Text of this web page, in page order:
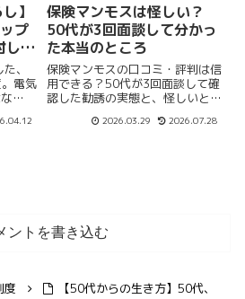
】
プ
した
、
電気
法を
保険マンモスは怪しい？
50代が3回面談して分かっ
た本当のところ
保険マンモスの口コミ・評判は信
用できる？50代が3回面談して確
認した勧誘の実態と、怪しいと感
います。
2026.03.29 2026.07.28
ントを書き込む
度
【50代からの生き方】50代、